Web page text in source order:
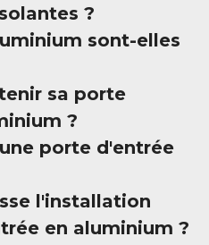
?
sont-elles
sa porte
?
porte d'entrée
l'installation
en aluminium ?